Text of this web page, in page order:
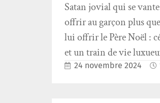
Satan jovial qui se
offrir au garçon plus
lui offrir le Père Noël :
et un train de vie
24 novembre 2024